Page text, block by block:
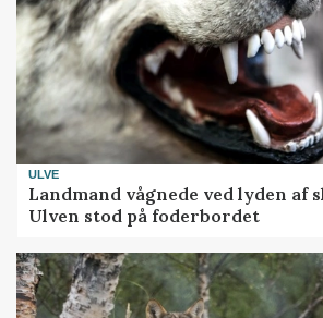
ULVE
Landmand vågnede ved lyden af
Ulven stod på foderbordet